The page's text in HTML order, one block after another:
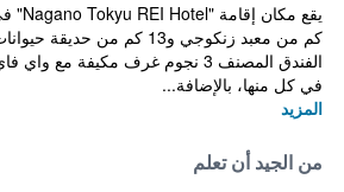
كم من معبد زنكوجي و13 كم من
الفندق المصنف 3 نجوم غرف مكيفة
في كل منها، بالإضافة...
المزيد
من الجيد أن تعلم